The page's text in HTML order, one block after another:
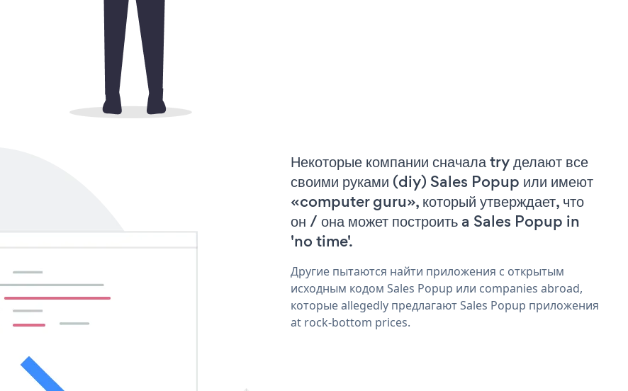
Некоторые компании сначала try делают все
своими руками (diy) Sales Popup или имеют
«computer guru», который утверждает, что
он / она может построить a Sales Popup in
'no time'.
Другие пытаются найти приложения с открытым
исходным кодом Sales Popup или companies abroad,
которые allegedly предлагают Sales Popup приложения
at rock-bottom prices.